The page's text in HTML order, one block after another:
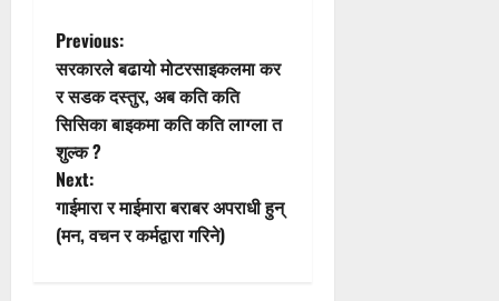
P
o
s
t
n
Previous:
सरकारले बढायो मोटरसाइकलमा कर
र सडक दस्तुर, अब कति कति
सिसिका बाइकमा कति कति लाग्ला त
शुल्क ?
Next:
गाईमारा र माईमारा बराबर अपराधी हुन्
(मन, वचन र कर्मद्वारा गरिने)